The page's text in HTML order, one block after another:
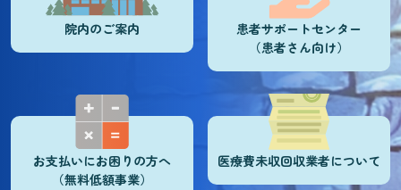
院内のご案内
患者サポートセンター
（患者さん向け）
お支払いにお困りの方へ
（無料低額事業）
医療費未収回収業者について